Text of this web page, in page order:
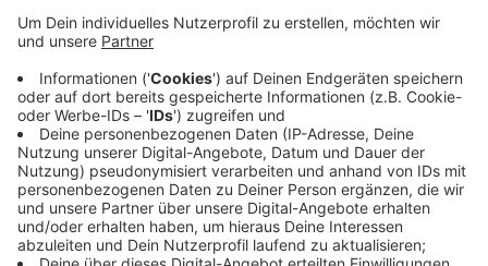
Teenie-Tochter hat das Wunder des Lebens einen
Pflänzchen gesehen hat.
Worüber hast du dich zuletzt geärgert?
Freud und Leid liegen ja beim Gärtnern bekanntlich
ziemlich nah beieinander…Zwischenzeitlich habe ich
auch schon ein paar Sachen in mein Hochbeet gesät
und gepflanzt. Radieschen z. B. und Salat. Der Salat